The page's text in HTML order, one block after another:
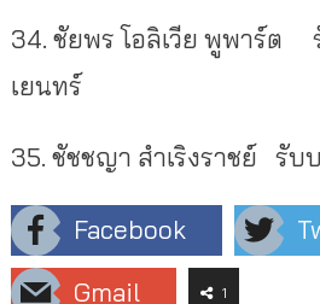
34. ชัยพร โอลิเวีย พูพาร์ต
เยนทร์
35. ชัชชญา สำเริงราชย์ รับ
Facebook
Gmail
1